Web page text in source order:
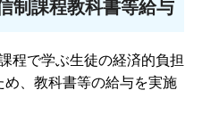
制課程教科書等給与
程で学ぶ生徒の経済的負担
、教科書等の給与を実施